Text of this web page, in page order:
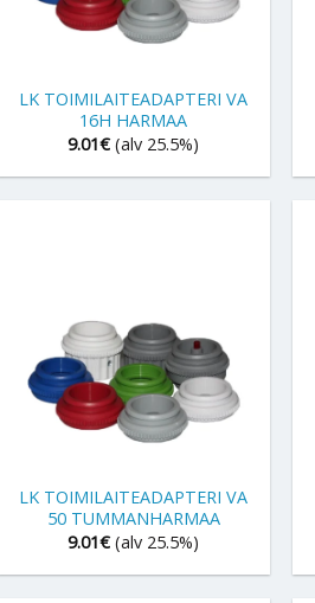
LK TOIMILAITEADAPTERI VA
16H HARMAA
9.01€ (alv 25.5%)
LK TOIMILAITEADAPTERI VA
50 TUMMANHARMAA
9.01€ (alv 25.5%)